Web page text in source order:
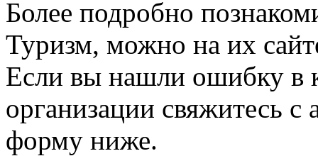
Более подробно
Туризм, можно на их
Если вы нашли ошибку в
организации свяжитесь
форму ниже.